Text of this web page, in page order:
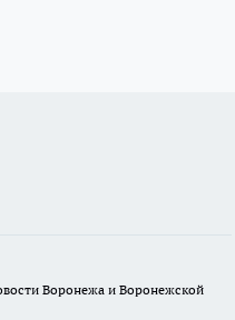
Воронежа и Воронежской